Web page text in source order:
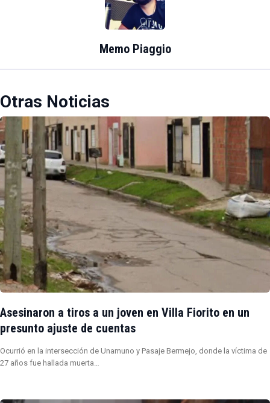
Memo Piaggio
Otras Noticias
Asesinaron a tiros a un joven en Villa Fiorito en un
presunto ajuste de cuentas
Ocurrió en la intersección de Unamuno y Pasaje Bermejo, donde la víctima de
27 años fue hallada muerta…